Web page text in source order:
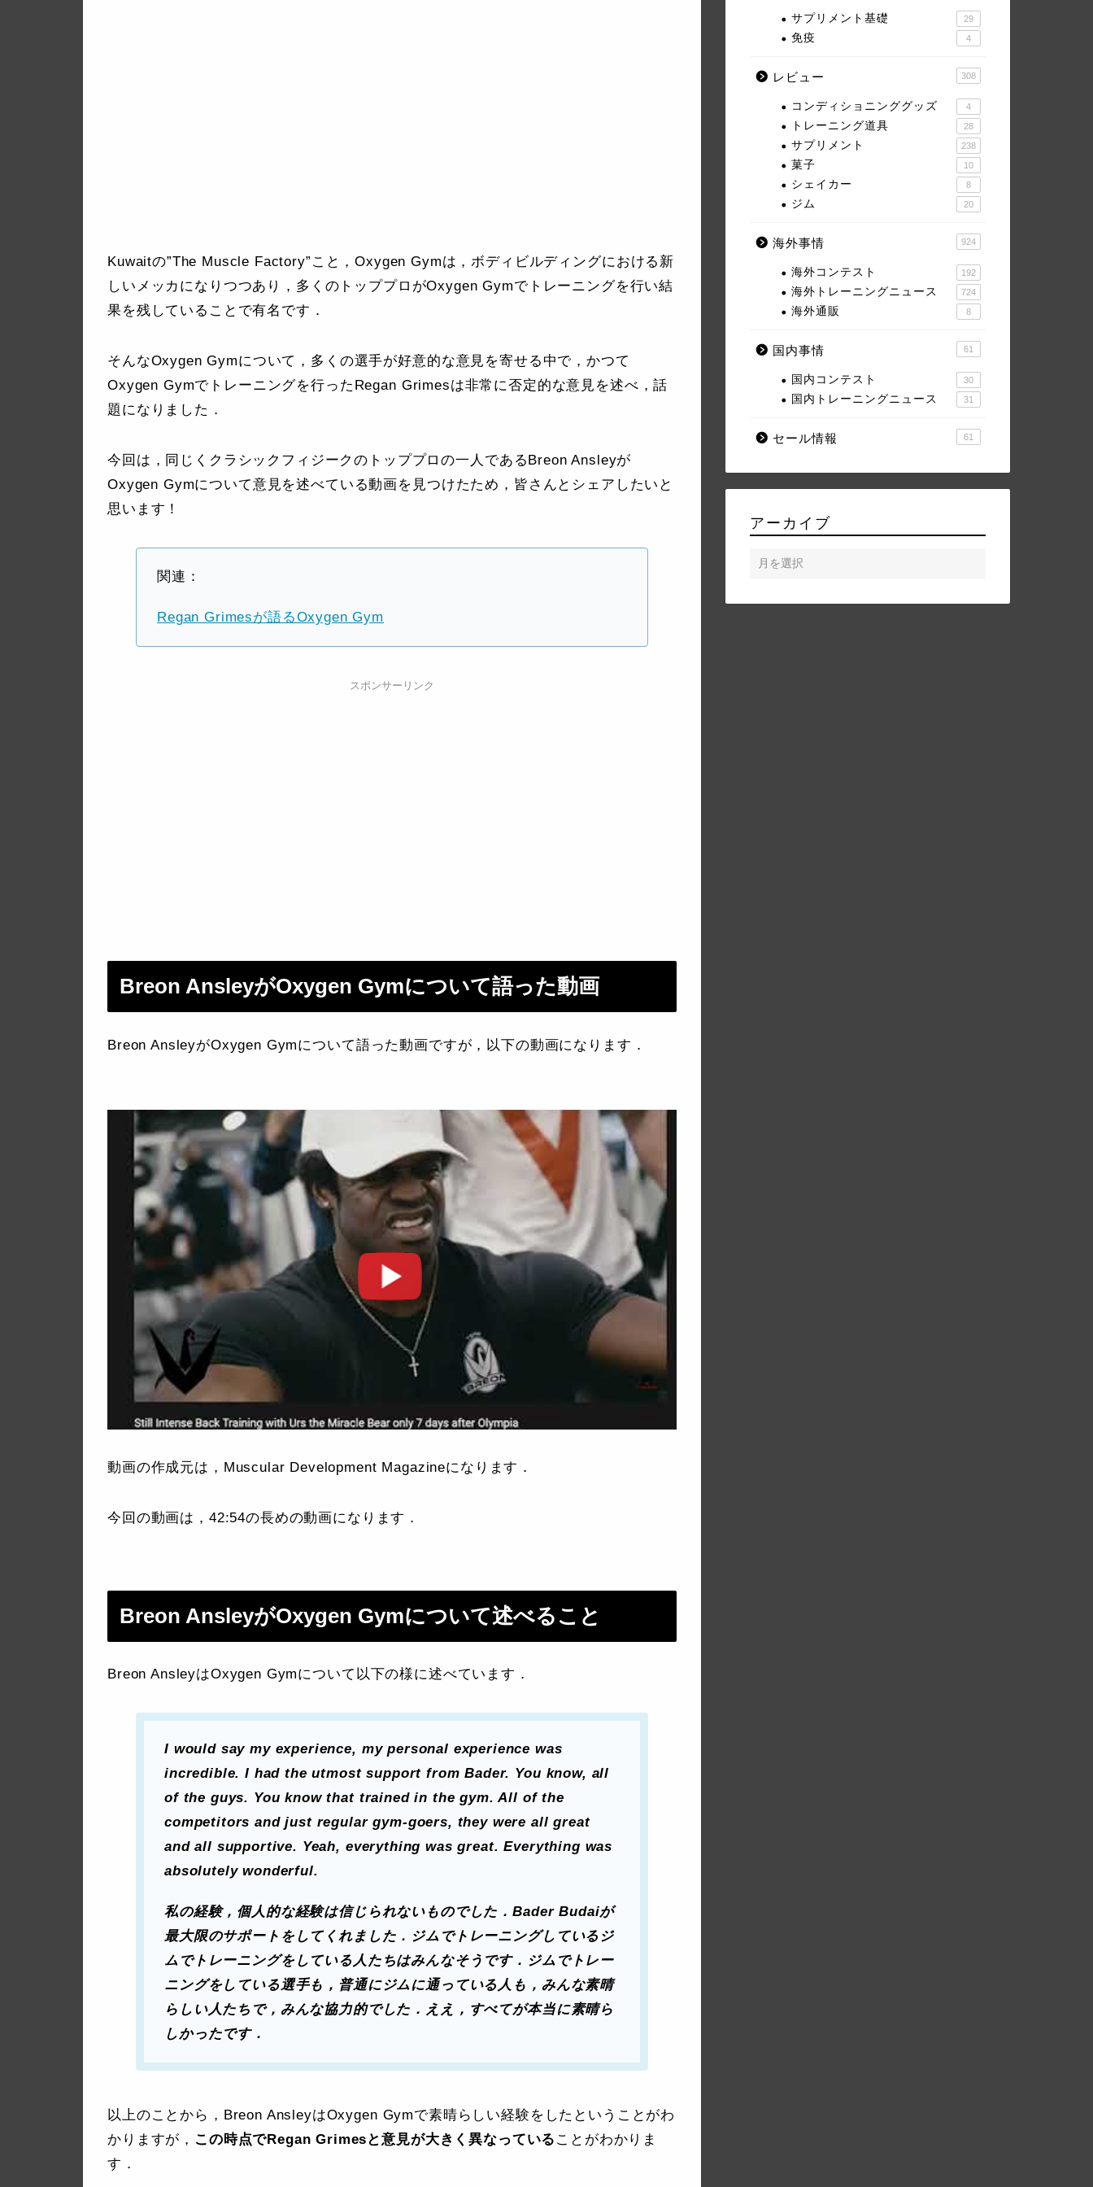
Kuwaitの”The Muscle Factory”こと，Oxygen Gymは，ボディビルディングにおける新
しいメッカになりつつあり，多くのトッププロがOxygen Gymでトレーニングを行い結
果を残していることで有名です．
そんなOxygen Gymについて，多くの選手が好意的な意見を寄せる中で，かつて
Oxygen Gymでトレーニングを行ったRegan Grimesは非常に否定的な意見を述べ，話
題になりました．
今回は，同じくクラシックフィジークのトッププロの一人であるBreon Ansleyが
Oxygen Gymについて意見を述べている動画を見つけたため，皆さんとシェアしたいと
思います！
関連：
Regan Grimesが語るOxygen Gym
スポンサーリンク
Breon AnsleyがOxygen Gymについて語った動画
Breon AnsleyがOxygen Gymについて語った動画ですが，以下の動画になります．
動画の作成元は，Muscular Development Magazineになります．
今回の動画は，42:54の長めの動画になります．
Breon AnsleyがOxygen Gymについて述べること
Breon AnsleyはOxygen Gymについて以下の様に述べています．
I would say my experience, my personal experience was
incredible. I had the utmost support from Bader. You know, all
of the guys. You know that trained in the gym. All of the
competitors and just regular gym-goers, they were all great
and all supportive. Yeah, everything was great. Everything was
absolutely wonderful.
私の経験，個人的な経験は信じられないものでした．Bader Budaiが
最大限のサポートをしてくれました．ジムでトレーニングしているジ
ムでトレーニングをしている人たちはみんなそうです．ジムでトレー
ニングをしている選手も，普通にジムに通っている人も，みんな素晴
らしい人たちで，みんな協力的でした．ええ，すべてが本当に素晴ら
しかったです．
以上のことから，Breon AnsleyはOxygen Gymで素晴らしい経験をしたということがわ
かりますが， この時点でRegan Grimesと意見が大きく異なっている ことがわかりま
す．
サプリメント基礎 29
免疫 4
レビュー 308
コンディショニンググッズ 4
トレーニング道具 28
サプリメント 238
菓子 10
シェイカー 8
ジム 20
海外事情 924
海外コンテスト 192
海外トレーニングニュース 724
海外通販 8
国内事情 61
国内コンテスト 30
国内トレーニングニュース 31
セール情報 61
アーカイブ